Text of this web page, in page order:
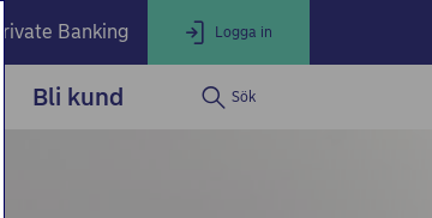
Private Banking Logga in
Bli kund Sök